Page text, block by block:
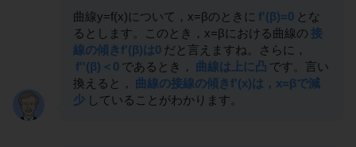
曲線y=f(x)について，x=βのときに f'(β)=0 とな
るとします。このとき，x=βにおける曲線の 接
線の傾きf'(β)は0 だと言えますね。さらに，
f''(β)＜0 であるとき， 曲線は上に凸 です。言い
換えると，
曲線の接線の傾きf'(x)は，x=βで減
少 していることがわかります。